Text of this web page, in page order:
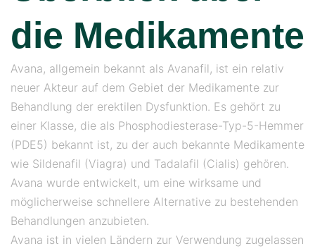
die Medikamente
Avana, allgemein bekannt als Avanafil, ist ein relativ
neuer Akteur auf dem Gebiet der Medikamente zur
Behandlung der erektilen Dysfunktion. Es gehört zu
einer Klasse, die als Phosphodiesterase-Typ-5-Hemmer
(PDE5) bekannt ist, zu der auch bekannte Medikamente
wie Sildenafil (Viagra) und Tadalafil (Cialis) gehören.
Avana wurde entwickelt, um eine wirksame und
möglicherweise schnellere Alternative zu bestehenden
Behandlungen anzubieten.
Avana ist in vielen Ländern zur Verwendung zugelassen